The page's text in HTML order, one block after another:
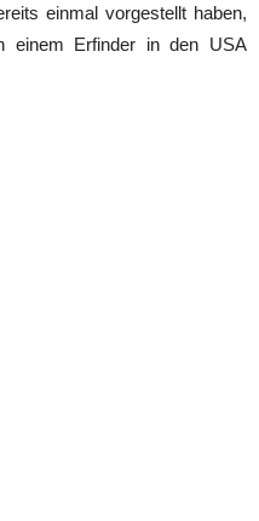
einmal vorgestellt haben,
einem Erfinder in den USA